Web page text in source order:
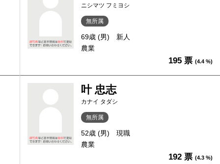
ニシマツ フミヨシ
無所属
69歳 (男)
新人
農業
195 票 (4.4 %)
叶 忠志
カナイ タダシ
無所属
52歳 (男)
現職
農業
192 票 (4.3 %)